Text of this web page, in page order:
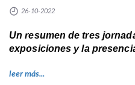
26-10-2022
Un resumen de tres
exposiciones y la
leer más...